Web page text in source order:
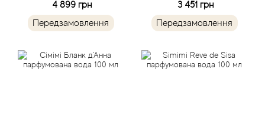
4 899 грн
Передзамовлення
3 451 грн
Передзамовлення
Anne Fontaine
Annick Goutal